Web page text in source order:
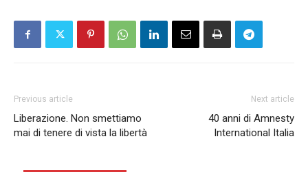
Previous article
Liberazione. Non smettiamo
mai di tenere di vista la libertà
Next article
40 anni di Amnesty
International Italia